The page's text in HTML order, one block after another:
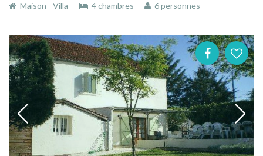
Maison - Villa
4 chambres 6 personnes